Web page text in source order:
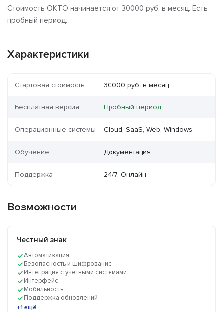
Стоимость ОКТО начинается от 30000 руб. в месяц. Есть
пробный период.
Характеристики
Стартовая стоимость 30000 руб. в месяц
Бесплатная версия Пробный период
Операционные системы Cloud, SaaS, Web, Windows
Обучение Документация
Поддержка 24/7, Онлайн
Возможности
Честный знак
Автоматизация
Безопасность и шифрование
Интеграция с учетными системами
Интерфейс
Мобильность
Поддержка обновлений
+1 ещё